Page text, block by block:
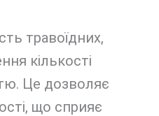
травоїдних,
кількості
Це дозволяє
що сприяє